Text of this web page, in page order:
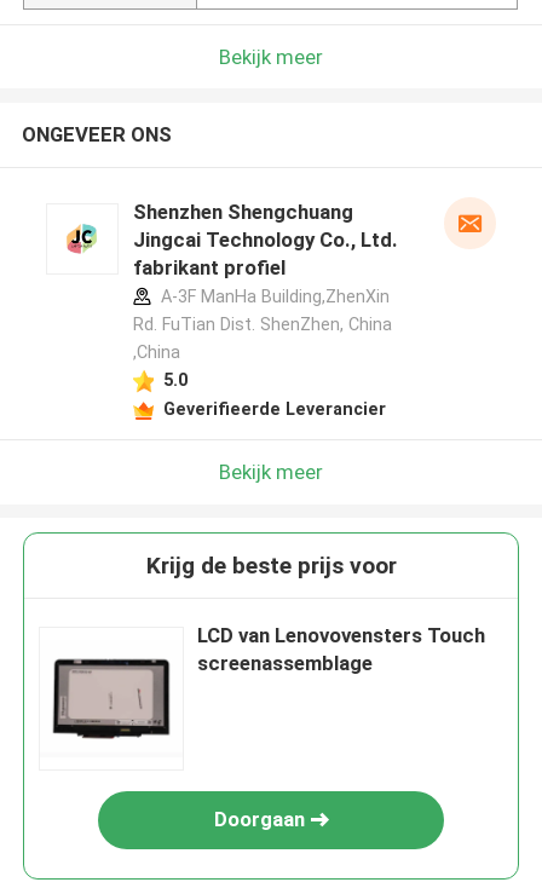
Bekijk meer
ONGEVEER ONS
Shenzhen Shengchuang
Jingcai Technology Co., Ltd.
fabrikant profiel
A-3F ManHa Building,ZhenXin
Rd. FuTian Dist. ShenZhen, China
,China
5.0
Geverifieerde Leverancier
Bekijk meer
Krijg de beste prijs voor
LCD van Lenovovensters Touch
screenassemblage
Doorgaan